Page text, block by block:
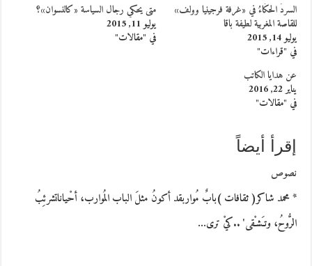
السردُ الحكَاءُ في «غرفة فرجينيا وولف»
للقاصة المغربية لطيفة باقا
يوليو 14, 2015
في "قراءات"
متى يحكي رجال السياسة «كالنسوان»؟
يوليو 11, 2015
في "مقالات"
عن هدايا الكاتب
يناير 22, 2016
في "مقالات"
إقرأ أيضاً
نصوص
* محمد شاكر( ثقافات )بابٌ مُواربقد أكونُ مثلَ الباب المُوارب، أحْياناتشرئِبُ
الرُّوحُ، وتـَشـْقى' ..كيْ ترى…